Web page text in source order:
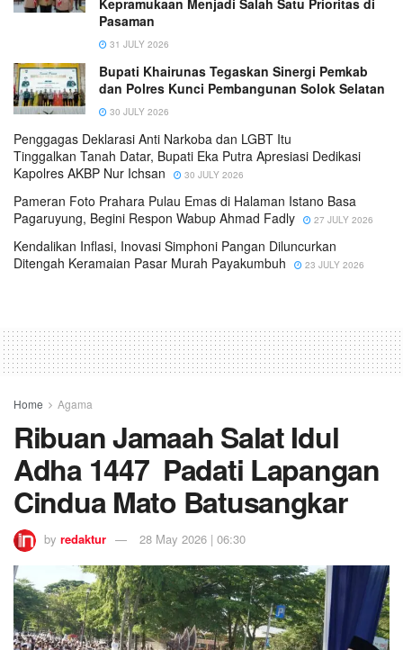
Kepramukaan Menjadi Salah Satu Prioritas di
Pasaman
31 JULY 2026
Bupati Khairunas Tegaskan Sinergi Pemkab
dan Polres Kunci Pembangunan Solok Selatan
30 JULY 2026
Penggagas Deklarasi Anti Narkoba dan LGBT Itu
Tinggalkan Tanah Datar, Bupati Eka Putra Apresiasi Dedikasi
Kapolres AKBP Nur Ichsan
30 JULY 2026
Pameran Foto Prahara Pulau Emas di Halaman Istano Basa
Pagaruyung, Begini Respon Wabup Ahmad Fadly
27 JULY 2026
Kendalikan Inflasi, Inovasi Simphoni Pangan Diluncurkan
Ditengah Keramaian Pasar Murah Payakumbuh
23 JULY 2026
Home Agama
Ribuan Jamaah Salat Idul
Adha 1447 Padati Lapangan
Cindua Mato Batusangkar
by redaktur 28 May 2026 | 06:30